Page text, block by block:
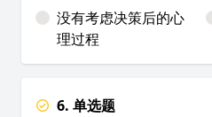
没有考虑决策后的心
理过程
6. 单选题